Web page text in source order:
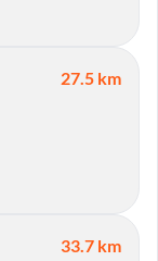
27.5 km
33.7 km